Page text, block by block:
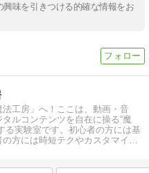
味を引きつける的確な情報をお
工房」へ！ここは、動画・音
ルコンテンツを自在に操る“魔
る実験室です。初心者の方には基
方には時短テクやカスタマイズ